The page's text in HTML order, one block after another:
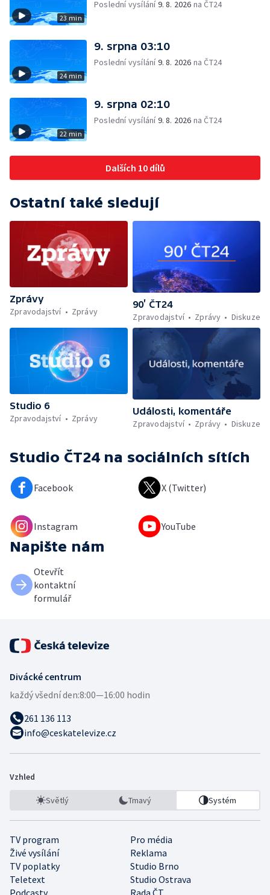
23 min
Poslední vysílání9. 8. 2026 na ČT24
24 min
9. srpna 03:10
Poslední vysílání9. 8. 2026 na ČT24
22 min
9. srpna 02:10
Poslední vysílání9. 8. 2026 na ČT24
Dalších 10 dílů
Ostatní také sledují
Zprávy
Zpravodajství
Zprávy
90’ ČT24
Zpravodajství
Zprávy Diskuze
Studio 6
Zpravodajství
Zprávy
Události, komentáře
Zpravodajství
Zprávy Diskuze
Studio ČT24 na sociálních sítích
Facebook X (Twitter)
Instagram YouTube
Napište nám
Otevřít
kontaktní
formulář
Divácké centrum
každý všední den:8:00—16:00 hodin
261 136 113
info@ceskatelevize.cz
Vzhled
Světlý Tmavý Systém
TV program
Pro média
Živé vysílání
Reklama
TV poplatky
Studio Brno
Teletext
Studio Ostrava